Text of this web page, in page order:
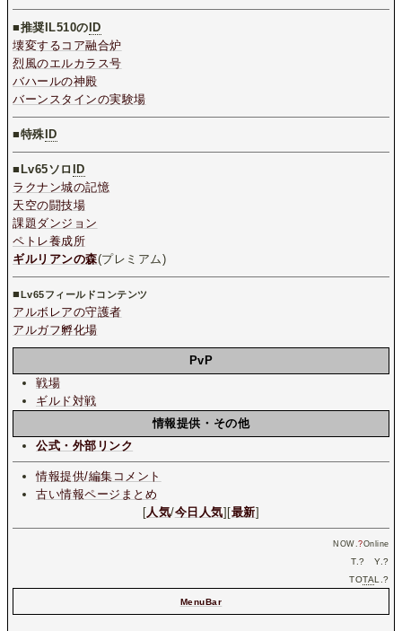
■推奨IL510のID
壊変するコア融合炉
烈風のエルカラス号
バハールの神殿
バーンスタインの実験場
■特殊ID
■ Lv65ソロ ID
ラクナン城の記憶
天空の闘技場
課題ダンジョン
ペトレ養成所
ギルリアンの森(プレミアム)
■Lv65フィールドコンテンツ
アルボレアの守護者
アルガフ孵化場
PvP
戦場
ギルド対戦
情報提供・その他
公式・外部リンク
情報提供/編集コメント
古い情報ページまとめ
[人気/今日人気][最新]
NOW.?Online
T.? Y.?
TOTAL.?
MenuBar